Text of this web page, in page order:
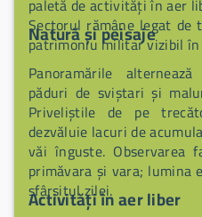
Sectorul rămâne legat
patrimoniu militar vizibil
Natură și peisaje
Panoramările
păduri de sviștari și
Priveliștile de pe
dezvăluie lacuri de
văi înguste. Observarea
primăvara și vara; lumina
sfârșitul zilei.
Activități în aer liber